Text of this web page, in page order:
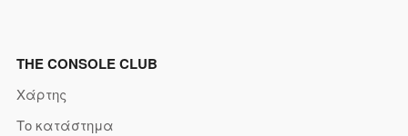
THE CONSOLE CLUB
Χάρτης
Το κατάστημα